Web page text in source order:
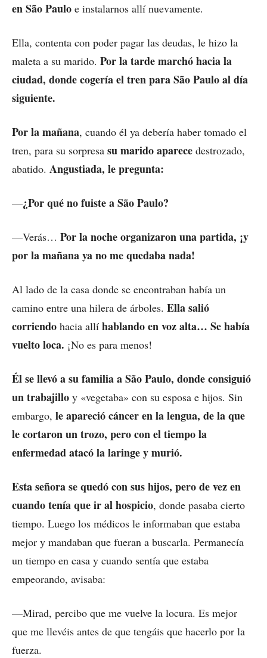
en São Paulo e instalarnos allí nuevamente.
Ella, contenta con poder pagar las deudas, le hizo la
maleta a su marido. Por la tarde marchó hacia la
ciudad, donde cogería el tren para São Paulo al día
siguiente.
Por la mañana, cuando él ya debería haber tomado el
tren, para su sorpresa su marido aparece destrozado,
abatido. Angustiada, le pregunta:
—¿Por qué no fuiste a São Paulo?
—Verás… Por la noche organizaron una partida, ¡y
por la mañana ya no me quedaba nada!
Al lado de la casa donde se encontraban había un
camino entre una hilera de árboles. Ella salió
corriendo hacia allí hablando en voz alta… Se había
vuelto loca. ¡No es para menos!
Él se llevó a su familia a São Paulo, donde consiguió
un trabajillo y «vegetaba» con su esposa e hijos. Sin
embargo, le apareció cáncer en la lengua, de la que
le cortaron un trozo, pero con el tiempo la
enfermedad atacó la laringe y murió.
Esta señora se quedó con sus hijos, pero de vez en
cuando tenía que ir al hospicio, donde pasaba cierto
tiempo. Luego los médicos le informaban que estaba
mejor y mandaban que fueran a buscarla. Permanecía
un tiempo en casa y cuando sentía que estaba
empeorando, avisaba:
—Mirad, percibo que me vuelve la locura. Es mejor
que me llevéis antes de que tengáis que hacerlo por la
fuerza.